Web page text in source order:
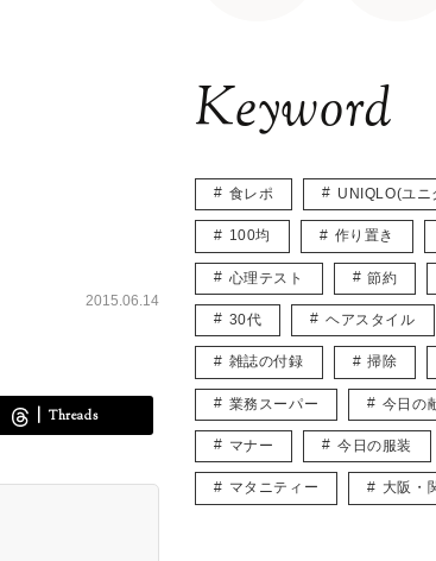
2015.06.14
Threads
Keyword
食レポ UNIQLO(ユニ
100均 作り置き
心理テスト 節約
30代 ヘアスタイル
雑誌の付録 掃除
業務スーパー 今日の
マナー 今日の服装
マタニティー 大阪・